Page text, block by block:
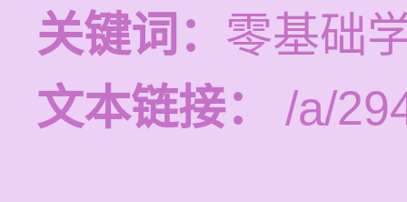
关键词： 零基础
文本链接：
/a/